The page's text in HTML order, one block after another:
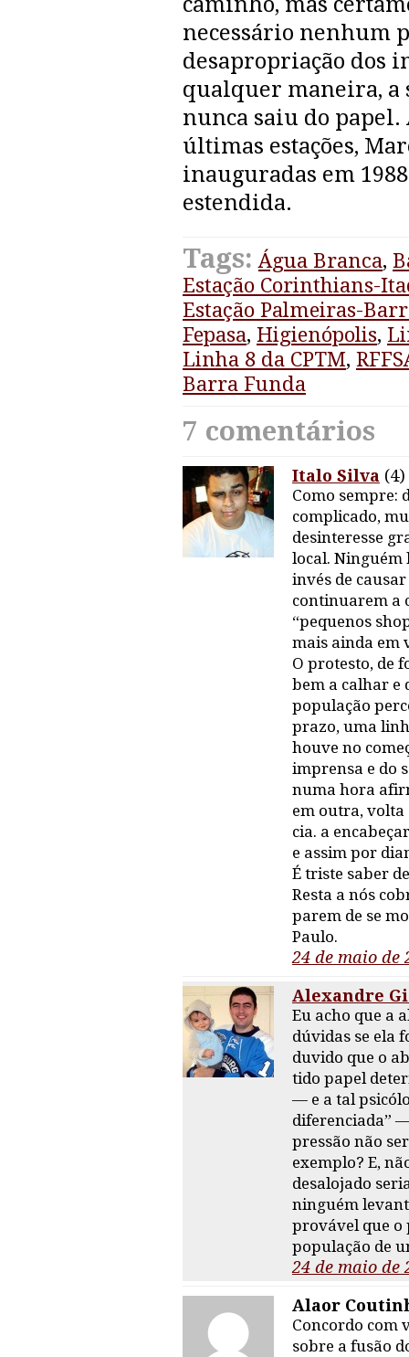
necessário nenhum
desapropriação dos
qualquer maneira, a
nunca saiu do
últimas estações,
inauguradas em
estendida.
Tags: Água Branca,
Estação Corinthians-
Estação Palmeiras-
Fepasa, Higienópolis,
Linha 8 da CPTM,
Barra Funda
7 comentários
Italo Silva (4)
Como sempre:
complicado,
desinteresse
local. Ninguém
invés de
continuarem a
“pequenos
mais ainda em
O protesto, de
bem a calhar e
população
prazo, uma
houve no
imprensa e do
numa hora
em outra, volta
cia. a
e assim por
É triste saber
Resta a nós
parem de se
Paulo.
24 de maio de
Alexandre
Eu acho que a
dúvidas se ela
duvido que o
tido papel
— e a tal
diferenciada”
pressão não
exemplo? E,
desalojado
ninguém
provável que o
população de
24 de maio de
Alaor
Concordo com
sobre a fusão